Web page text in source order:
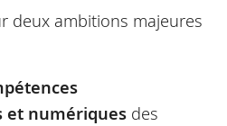
deux ambitions majeures
et numériquesdes